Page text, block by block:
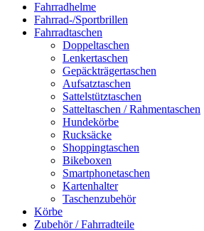
Fahrradhelme
Fahrrad-/Sportbrillen
Fahrradtaschen
Doppeltaschen
Lenkertaschen
Gepäckträgertaschen
Aufsatztaschen
Sattelstütztaschen
Satteltaschen / Rahmentaschen
Hundekörbe
Rucksäcke
Shoppingtaschen
Bikeboxen
Smartphonetaschen
Kartenhalter
Taschenzubehör
Körbe
Zubehör / Fahrradteile